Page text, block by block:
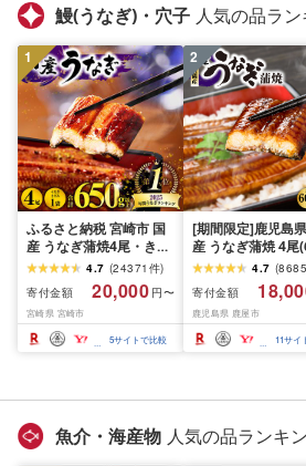
鰻(うなぎ)・穴子 人気の品ラ
1
ふるさと納税 宮崎市 国
産 うなぎ蒲焼4尾・きざ
み鰻1袋(合計650g)
4.7 (24371 件)
寄付金額
20,000 円〜
宮崎県 宮崎市
5サイトで比較
2
[期間限定]鹿児島
産 うなぎ蒲焼 4尾
KN007-004-04-
なぎ 鰻 魚 惣菜 総
4.7 (8685
寄付金額
鹿児島県 鹿屋市
11サイ
魚介・海産物 人気の品ランキ